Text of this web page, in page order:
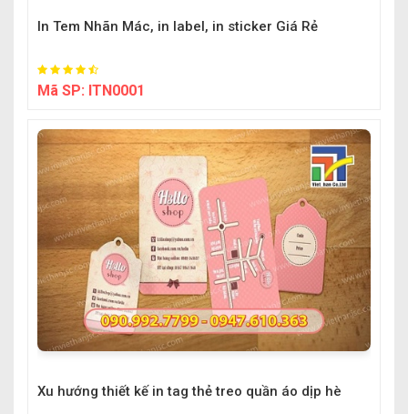
In Tem Nhãn Mác, in label, in sticker Giá Rẻ
Mã SP: ITN0001
Xu hướng thiết kế in tag thẻ treo quần áo dịp hè